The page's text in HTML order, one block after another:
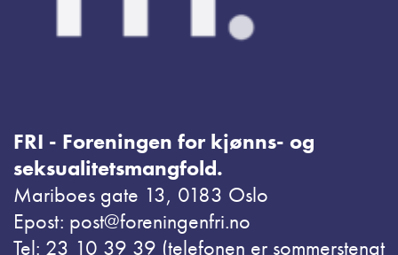
FRI - Foreningen for kjønns- og
seksualitetsmangfold.
Mariboes gate 13, 0183 Oslo
Epost: post@foreningenfri.no
Tel: 23 10 39 39 (telefonen er sommerstengt